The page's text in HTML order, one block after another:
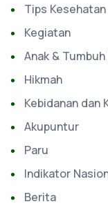
Tips Kesehatan
Kegiatan
Anak &
Hikmah
Kebidanan dan
Akupuntur
Paru
Indikator
Berita